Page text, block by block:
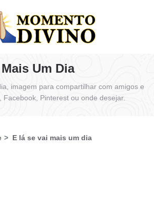
Um Dia
imagem para compartilhar com amigos e
Pinterest ou onde desejar.
E lá se vai mais um dia